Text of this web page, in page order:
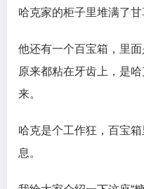
哈克家的柜子里堆满了甘
他还有一个百宝箱，里
原来都粘在牙齿上，是
来。
哈克是个工作狂，百宝
息。